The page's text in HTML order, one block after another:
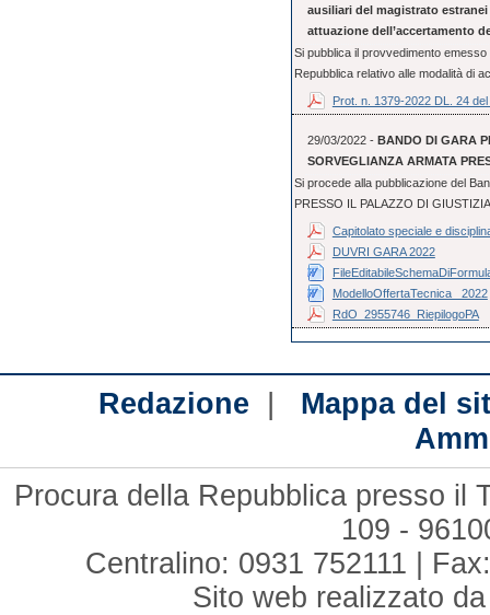
ausiliari del magistrato
attuazione dell’accertamento
Si pubblica il provvedimento
Repubblica relativo alle modalità di
Prot. n. 1379-2022 DL. 24
29/03/2022 - BANDO DI GARA
SORVEGLIANZA ARMATA
Si procede alla pubblicazione del
PRESSO IL PALAZZO DI
Capitolato speciale e
DUVRI GARA 2022
ModelloOffertaTecnica_ 2022
RdO_2955746_RiepilogoPA
Redazione | Mappa del
Procura della Repubblica presso il
109 -
Centralino: 0931 752111 |
Sito web realizzato